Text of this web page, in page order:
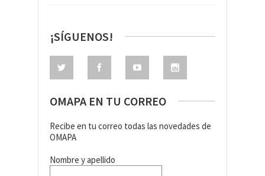
¡SÍGUENOS!
OMAPA EN TU CORREO
Recibe en tu correo todas las novedades de
OMAPA
Nombre y apellido